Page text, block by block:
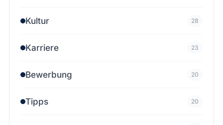
Kultur 28
Karriere 23
Bewerbung 20
Tipps 20